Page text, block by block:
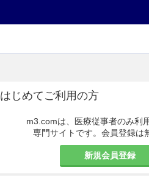
はじめてご利用の方
m3.comは、医療従事者のみ利
専門サイトです。会員登録は
新規会員登録